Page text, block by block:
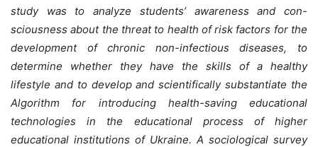
study was to analyze students’ awareness and con-
sciousness about the threat to health of risk factors for the
development of chronic non-infectious diseases, to
determine whether they have the skills of a healthy
lifestyle and to develop and scientifically substantiate the
Algorithm for introducing health-saving educational
technologies in the educational process of higher
educational institutions of Ukraine. A sociological survey